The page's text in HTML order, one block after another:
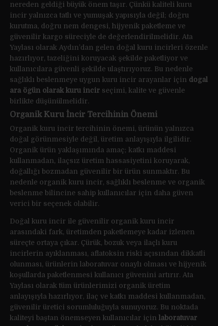
nereden geldiği büyük önem taşır. Çünkü kaliteli kuru
incir yalnızca tatlı ve yumuşak yapısıyla değil; doğru
kurutma, doğru nem dengesi, hijyenik paketleme ve
güvenilir kargo süreciyle de değerlendirilmelidir. Ata
Yaylası olarak Aydın’dan gelen doğal kuru incirleri özenle
hazırlıyor, tazeliğini koruyacak şekilde paketliyor ve
kullanıcılara güvenli şekilde ulaştırıyoruz. Bu nedenle
sağlıklı beslenmeye uygun kuru incir arayanlar için doğal
ara öğün olarak kuru incir seçimi, kalite ve güvenle
birlikte düşünülmelidir.
Organik Kuru İncir Tercihinin Önemi
Organik kuru incir tercihinin önemi, ürünün yalnızca
doğal görünmesiyle değil, üretim anlayışıyla ilgilidir.
Organik ürün yaklaşımında amaç; katkı maddesi
kullanmadan, ilaçsız üretim hassasiyetini koruyarak,
doğallığı bozmadan güvenilir bir ürün sunmaktır. Bu
nedenle organik kuru incir, sağlıklı beslenme ve organik
beslenme bilincine sahip kullanıcılar için daha güven
verici bir seçenek olabilir.
Doğal kuru incir ile güvenilir organik kuru incir
arasındaki fark, üretimden paketlemeye kadar izlenen
süreçte ortaya çıkar. Çürük, bozuk veya ilaçlı kuru
incirlerin ayıklanması, aflatoksin riski açısından dikkatli
olunması, ürünlerin laboratuvar onaylı olması ve hijyenik
koşullarda paketlenmesi kullanıcı güvenini artırır. Ata
Yaylası olarak tüm ürünlerimizi organik üretim
anlayışıyla hazırlıyor, ilaç ve katkı maddesi kullanmadan,
güvenilir üretici sorumluluğuyla sunuyoruz. Bu noktada
kaliteyi baştan önemseyen kullanıcılar için laboratuvar